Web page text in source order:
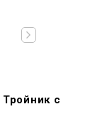
Тройник c